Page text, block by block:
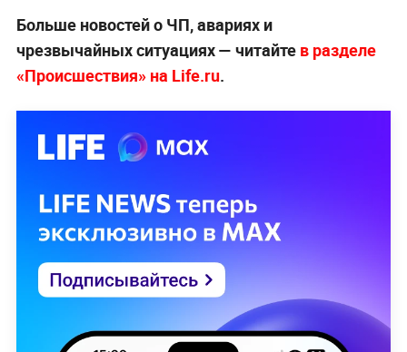
Больше новостей о ЧП, авариях и
чрезвычайных ситуациях — читайте в разделе
«Происшествия» на Life.ru.